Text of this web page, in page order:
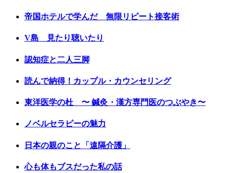
帝国ホテルで学んだ 無限リピート接客術
V島 見たり聴いたり
認知症と二人三脚
読んで納得！カップル・カウンセリング
東洋医学の杜 〜 鍼灸・漢方専門医のつぶやき〜
ノベルセラピーの魅力
日本の親のこと「遠隔介護」
心も体もブスだった私の話